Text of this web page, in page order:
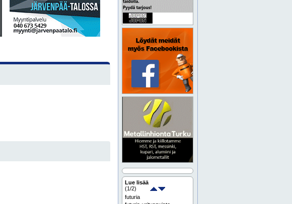
Lue lisää
(1/2)
futuria